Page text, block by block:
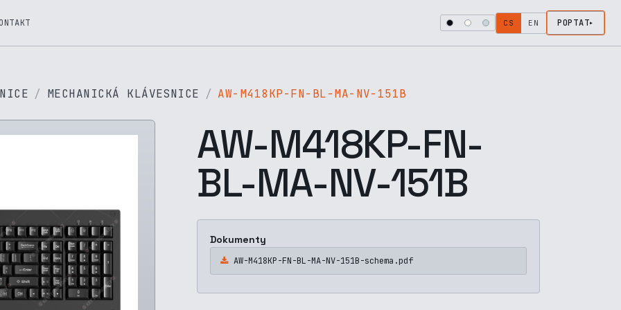
CS EN POPTAT
MECHANICKÁ KLÁVESNICE AW-M418KP-FN-BL-MA-NV-151B
AW-M418KP-FN-
BL-MA-NV-151B
Dokumenty
AW-M418KP-FN-BL-MA-NV-151B-schema.pdf